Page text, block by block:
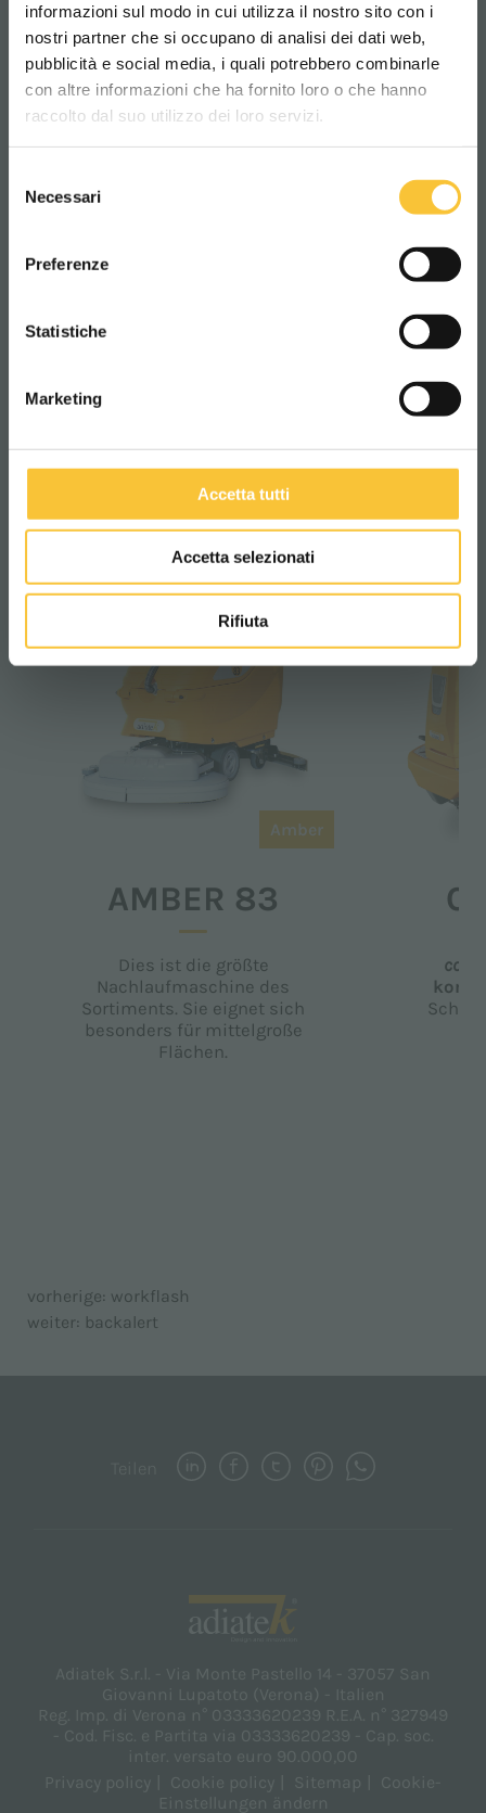
informazioni sul modo in cui utilizza il nostro sito con i
nostri partner che si occupano di analisi dei dati web,
pubblicità e social media, i quali potrebbero combinarle
con altre informazioni che ha fornito loro o che hanno
raccolto dal suo utilizzo dei loro servizi.
delNecessari
Preferenze
Statistiche
Marketing
Accetta tutti
Accetta selezionati
Rifiuta
Sofortiger Stopp: maximale
Reaktionsgeschwindigkeit bei Gefahr
Volle Kontrolle: der Bediener kann jederzeit
eingreifen
Normenkonform: erfüllt die
Sicherheitsanforderungen für
Ideal für alle Umgebungen, in denen höchste
Sicherheit gefragt ist.
: Ihre Sicherheitsgarantie
– immer griffbereit.
SCHEUERSAUGMASCHINE
Amber
AMBER 83
Dies ist die größte
Nachlaufmaschine des
Sortiments. Sie eignet sich
besonders für mittelgroße
Flächen.
coral
vorherige: workflash
weiter: backalert
Scegli il paese in cui ti trovi e la tua
lingua per una migliore esperienza di
navigazione